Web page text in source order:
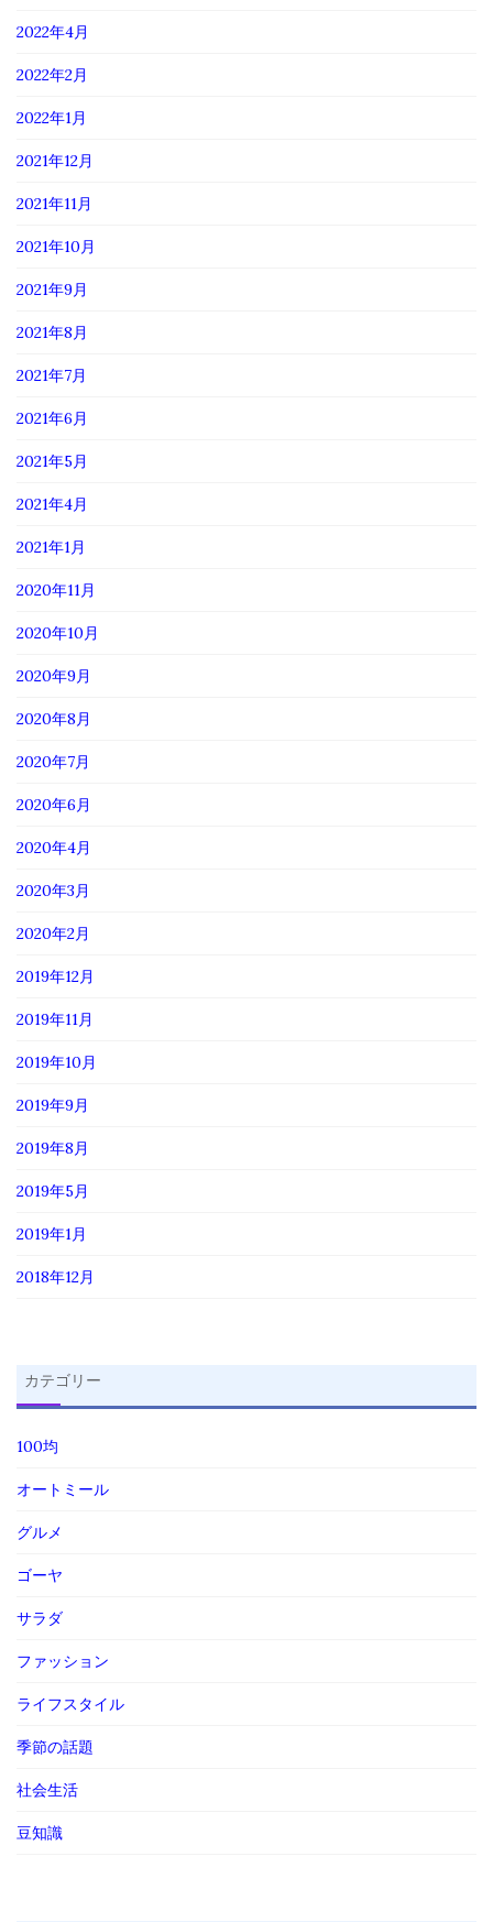
2022年4月
2022年2月
2022年1月
2021年12月
2021年11月
2021年10月
2021年9月
2021年8月
2021年7月
2021年6月
2021年5月
2021年4月
2021年1月
2020年11月
2020年10月
2020年9月
2020年8月
2020年7月
2020年6月
2020年4月
2020年3月
2020年2月
2019年12月
2019年11月
2019年10月
2019年9月
2019年8月
2019年5月
2019年1月
2018年12月
カテゴリー
100均
オートミール
グルメ
ゴーヤ
サラダ
ファッション
ライフスタイル
季節の話題
社会生活
豆知識